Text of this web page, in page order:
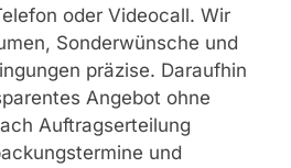
oder Videocall. Wir
Sonderwünsche und
präzise. Daraufhin
Angebot ohne
Auftragserteilung
und